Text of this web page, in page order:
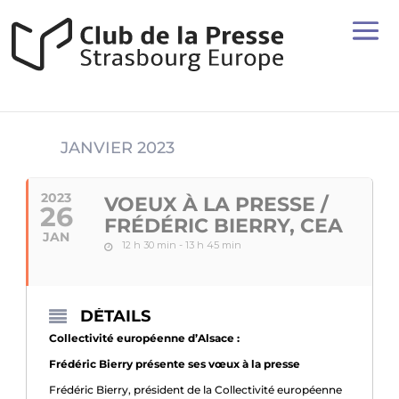
JANVIER 2023
2023
26
JAN
VOEUX À LA PRESSE /
FRÉDÉRIC BIERRY, CEA
12 h 30 min - 13 h 45 min
DÉTAILS
Collectivité européenne d’Alsace :
Frédéric Bierry présente ses vœux à la presse
Frédéric Bierry, président de la Collectivité européenne